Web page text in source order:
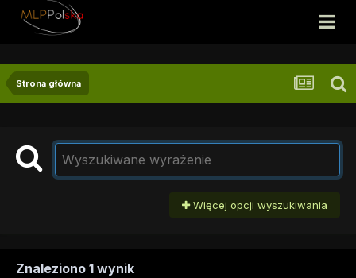
Strona główna
Więcej opcji wyszukiwania
Znaleziono 1 wynik